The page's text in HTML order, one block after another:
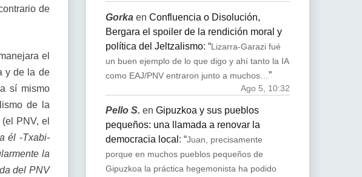
de
el
y de la de
sí mismo
de la
PNV, el
él -Txabi-
la
del PNV
Gorkaen Confluencia o Disolución,
Bergara el spoiler de la rendición moral y
política del Jeltzalismo: “Lizarra-Garazi fué
un buen ejemplo de lo que digo y ahí tanto la IA
como EAJ/PNV entraron junto a muchos… ”
Ago 5, 10:32
Pello S. en Gipuzkoa y sus pueblos
pequeños: una llamada a renovar la
democracia local : “Juan, precisamente
porque en muchos pueblos pequeños de
Gipuzkoa la práctica hegemonista ha podido